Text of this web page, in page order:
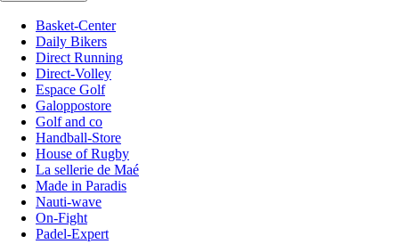
Basket-Center
Daily Bikers
Direct Running
Direct-Volley
Espace Golf
Galoppostore
Golf and co
Handball-Store
House of Rugby
La sellerie de Maé
Made in Paradis
Nauti-wave
On-Fight
Padel-Expert